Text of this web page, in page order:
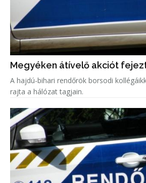
Megyéken átívelő akciót
A hajdú-bihari rendőrök borsodi
rajta a hálózat tagjain.